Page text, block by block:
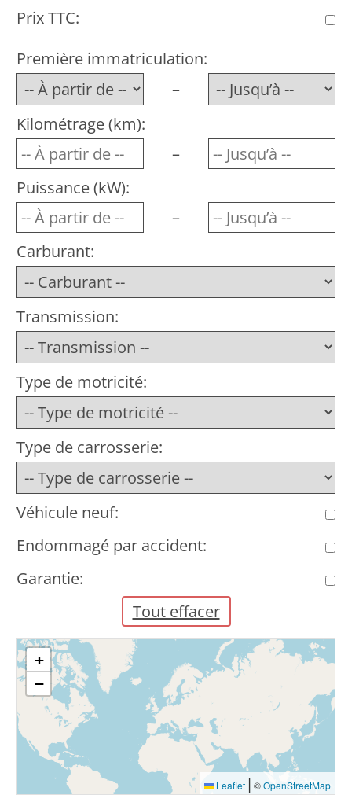
Prix TTC:
Première immatriculation:
–
Kilométrage (km):
–
Puissance (kW):
–
Carburant:
Transmission:
Type de motricité:
Type de carrosserie:
Véhicule neuf:
Endommagé par accident:
Garantie:
Tout effacer
+
−
Leaflet | ©OpenStreetMap